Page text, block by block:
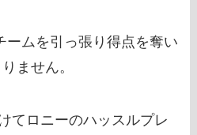
ームを引っ張り得点を奪い
ません。
てロニーのハッスルプレ